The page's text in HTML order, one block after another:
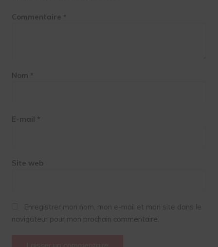
Commentaire *
Nom *
E-mail *
Site web
Enregistrer mon nom, mon e-mail et mon site dans le
navigateur pour mon prochain commentaire.